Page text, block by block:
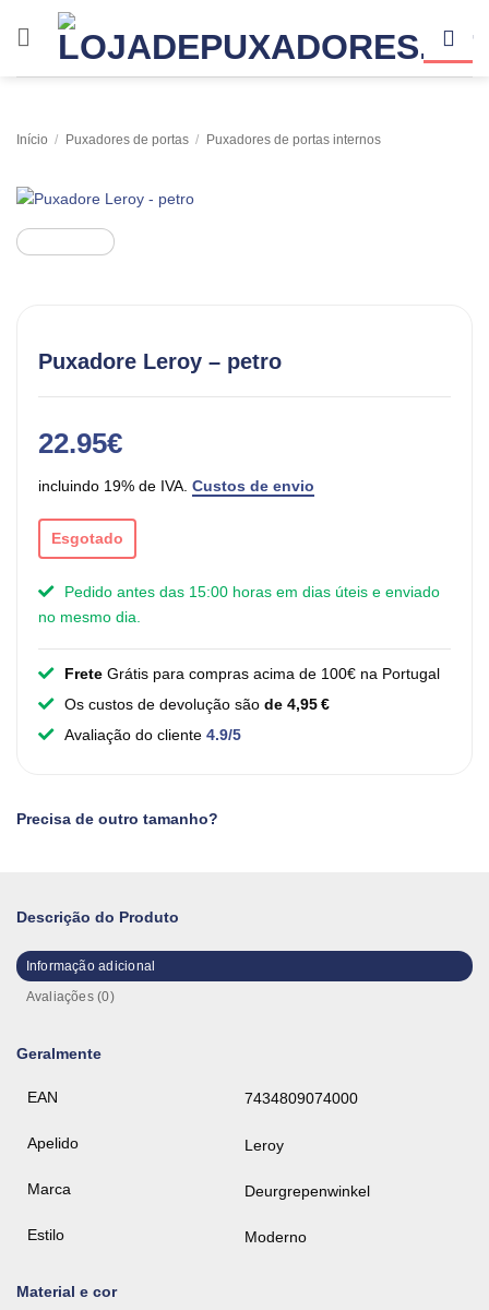
Início / Puxadores de portas / Puxadores de portas internos
Puxadore Leroy – petro
22.95€
incluindo 19% de IVA. Custos de envio
Esgotado
Pedido antes das 15:00 horas em dias úteis e enviado
no mesmo dia.
Frete Grátis para compras acima de 100€ na Portugal
Os custos de devolução são de 4,95 €
Avaliação do cliente 4.9/5
Precisa de outro tamanho?
Descrição do Produto
Informação adicional
Avaliações (0)
Geralmente
EAN 7434809074000
Apelido Leroy
Marca Deurgrepenwinkel
Estilo Moderno
Material e cor